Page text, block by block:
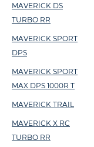
MAVERICK DS
TURBO RR
MAVERICK SPORT
DPS
MAVERICK SPORT
MAX DPS 1000R T
MAVERICK TRAIL
MAVERICK X RC
TURBO RR